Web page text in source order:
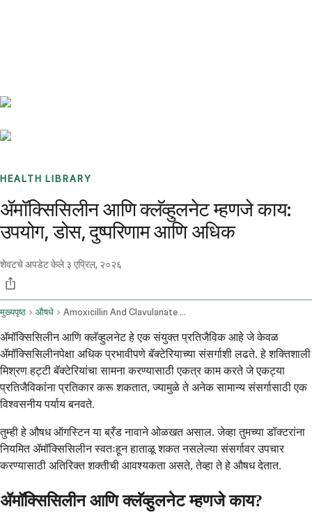
HEALTH LIBRARY
ॲमॉक्सिसिलीन आणि क्लॅव्हुलनेट म्हणजे काय:
उपयोग, डोस, दुष्परिणाम आणि अधिक
शेवटचे अपडेट केले ३ एप्रिल, २०२६
मुख्यपृष्ठ औषधे Amoxicillin And Clavulanate Oral Route
ॲमॉक्सिसिलीन आणि क्लॅव्हुलनेट हे एक संयुक्त प्रतिजैविक आहे जे केवळ
ॲमॉक्सिसिलीनपेक्षा अधिक प्रभावीपणे बॅक्टेरियाच्या संसर्गाशी लढते. हे शक्तिशाली
मिश्रण हट्टी बॅक्टेरियांचा सामना करण्यासाठी एकत्र काम करते जे एकट्या
प्रतिजैविकांना प्रतिकार करू शकतात, ज्यामुळे ते अनेक सामान्य संसर्गासाठी एक
विश्वसनीय पर्याय बनवते.
तुम्ही हे औषध ऑगस्टिन या ब्रँड नावाने ओळखत असाल. जेव्हा तुमच्या डॉक्टरांना
नियमित ॲमॉक्सिसिलीन स्वतःहून हाताळू शकत नसलेल्या संसर्गावर उपचार
करण्यासाठी अतिरिक्त शक्तीची आवश्यकता असते, तेव्हा ते हे औषध देतात.
ॲमॉक्सिसिलीन आणि क्लॅव्हुलनेट म्हणजे काय?